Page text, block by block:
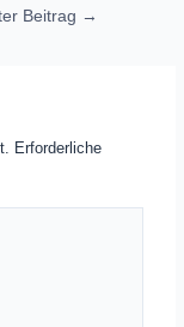
Beitrag →
Erforderliche